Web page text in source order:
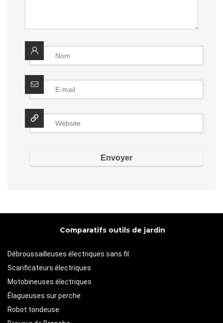
Comparatifs outils de jardin
Débroussailleuses électriques sans fil
Scarificateurs électriques
Motobineuses électriques
Élagueuses sur perche
Robot tondeuse